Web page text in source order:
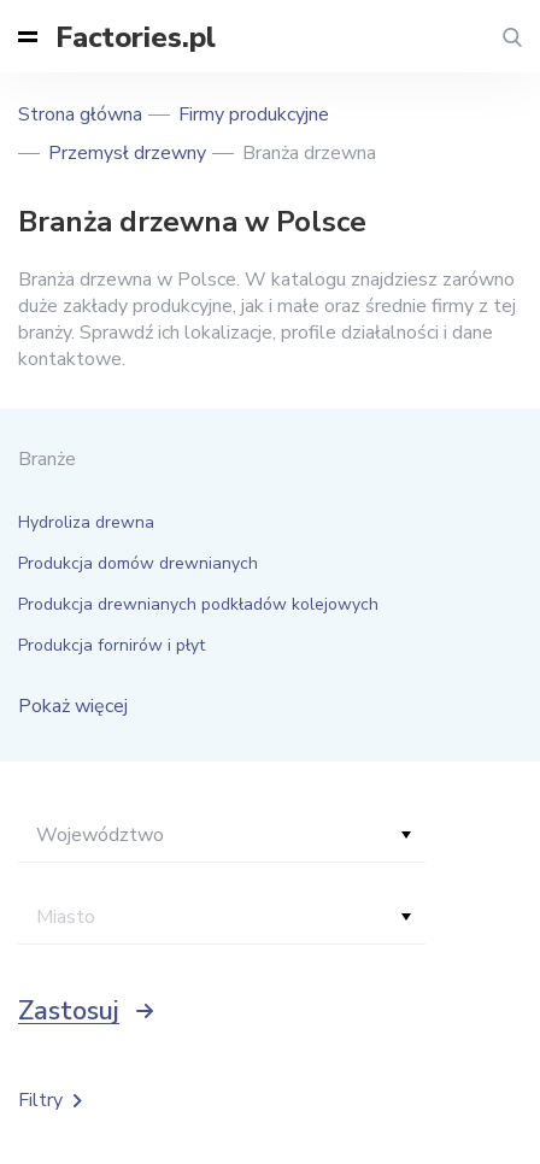
Factories.pl
Strona główna
Firmy produkcyjne
Przemysł drzewny
Branża drzewna
Branża drzewna w Polsce
Branża drzewna w Polsce. W katalogu znajdziesz zarówno
duże zakłady produkcyjne, jak i małe oraz średnie firmy z tej
branży. Sprawdź ich lokalizacje, profile działalności i dane
kontaktowe.
Branże
Hydroliza drewna
Produkcja domów drewnianych
Produkcja drewnianych podkładów kolejowych
Produkcja fornirów i płyt
Pokaż więcej
Województwo
Miasto
Zastosuj
Filtry